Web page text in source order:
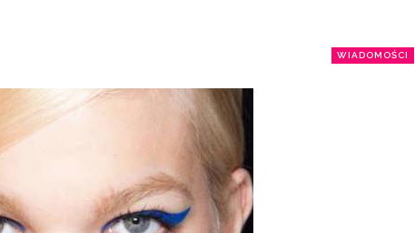
WIADOMOŚCI